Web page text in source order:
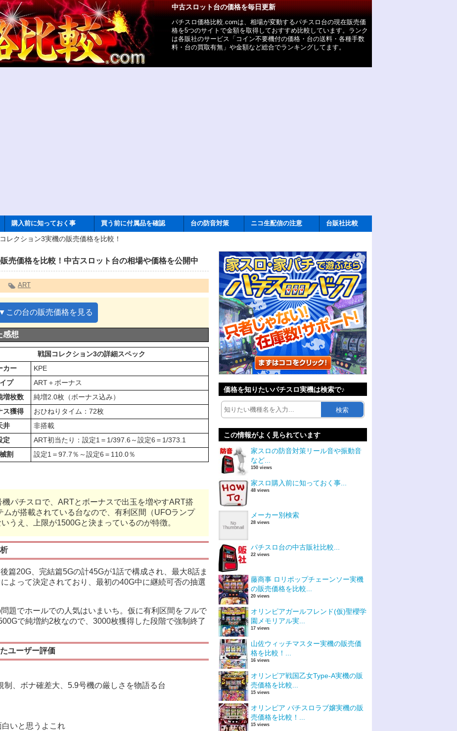
中古スロット台の価格を毎日更新
パチスロ価格比較.comは、相場が変動するパチスロ台の現在販売価
格を5つのサイトで金額を取得しておすすめ比較しています。ランク
は各販社のサービス「コイン不要機付の価格・台の送料・各種手数
料・台の買取有無」や金額など総合でランキングしてます。
購入前に知っておく事 買う前に付属品を確認 台の防音対策 ニコ生配信の注意 台販社比較
レクション3実機の販売価格を比較！
売価格を比較！中古スロット台の相場や価格を公開中
ART
▼この台の販売価格を見る
感想
戦国コレクション3の詳細スペック
カー
KPE
プ
ART＋ボーナス
増枚数
純増2.0枚（ボーナス込み）
ス獲得
おひねりタイム：72枚
井
非搭載
定
ART初当たり：設定1＝1/397.6～設定6＝1/373.1
割
設定1＝97.7％～設定6＝110.0％
パチスロで、ARTとボーナスで出玉を増やすART搭
ムが搭載されている台なので、有利区間（UFOランプ
うえ、上限が1500Gと決まっているのが特徴。
篇20G、完結篇5Gの計45Gが1話で構成され、最大8話ま
よって決定されており、最初の40G中に継続可否の抽選
題でホールでの人気はいまいち。仮に有利区間をフルで
で純増約2枚なので、3000枚獲得した段階で強制終了
ユーザー評価
、ボナ確差大、5.9号機の厳しさを物語る台
いと思うよこれ
価格を知りたいパチスロ実機は検索で♪
検索
この情報がよく見られています
家スロの防音対策リール音や振動音
など...
150 views
家スロ購入前に知っておく事...
48 views
メーカー別検索
28 views
パチスロ台の中古販社比較...
22 views
藤商事 ロリポップチェーンソー実機
の販売価格を比較...
20 views
オリンピアガールフレンド(仮)聖櫻学
園メモリアル実...
17 views
山佐ウィッチマスター実機の販売価
格を比較！...
16 views
オリンピア戦国乙女Type-A実機の販
売価格を比較...
15 views
オリンピア パチスロラブ嬢実機の販
売価格を比較！...
15 views